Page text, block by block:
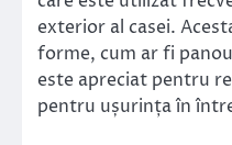
exterior al casei.
forme, cum ar fi
este apreciat pentru
pentru ușurința în